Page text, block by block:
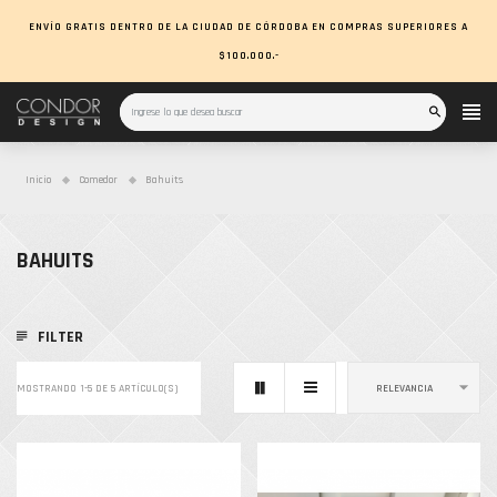
ENVÍO GRATIS DENTRO DE LA CIUDAD DE CÓRDOBA EN COMPRAS SUPERIORES A
$100.000.-
Inicio Comedor Bahuits
BAHUITS
FILTER
MOSTRANDO 1-5 DE 5 ARTÍCULO(S) RELEVANCIA 